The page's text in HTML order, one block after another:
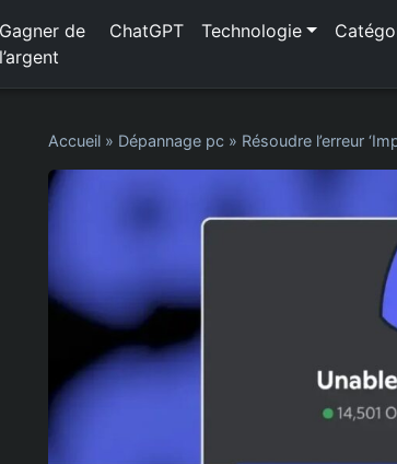
Gagner de
l’argent
ChatGPT Technologie
Accueil » Dépannage pc » Résoudre l’erreur